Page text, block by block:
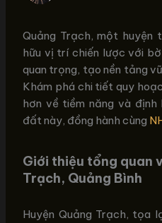
Quảng Trạch, một huyện
hữu vị trí chiến lược với
quan trọng, tạo nền tảng
Khám phá chi tiết quy
hơn về tiềm năng và
đất này, đồng hành cùng
Giới thiệu tổng quan
Trạch, Quảng Bình
Huyện Quảng Trạch, tọa